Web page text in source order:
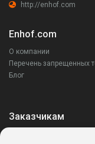
http://enhof.com
Enhof.com
О компании
Перечень запрещенных
Блог
Заказчикам